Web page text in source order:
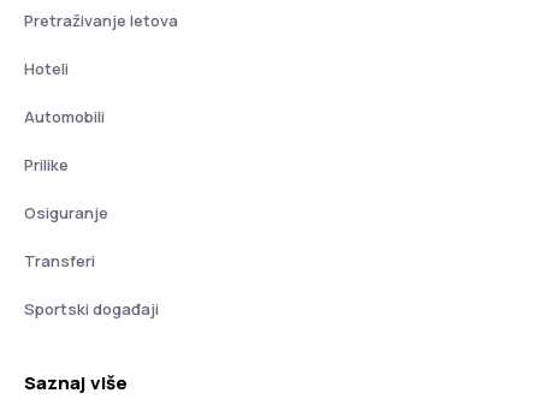
Pretraživanje letova
Hoteli
Automobili
Prilike
Osiguranje
Transferi
Sportski događaji
Saznaj više